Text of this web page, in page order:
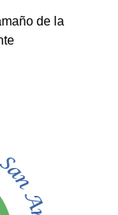
de la